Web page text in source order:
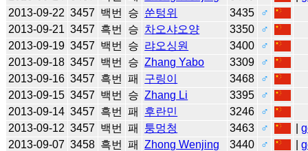
2013-09-22 3457 백번 승 쑨텅위 3435
♂
2013-09-21 3457 흑번 승 차오샤오양 3350
♂
2013-09-19 3457 백번 승 랴오싱원 3400
♂
2013-09-18 3457 백번 승 Zhang Yabo 3309
♂
2013-09-16 3457 흑번 패 구링이 3468
♂
2013-09-15 3457 백번 승 Zhang Li 3395
♂
2013-09-14 3457 흑번 패 후란민 3246
♂
2013-09-12 3457 백번 패 퉁멍청 3463 ♂ |
2013-09-07 3458 흑번 패 Zhong Wenjing 3440 ♂ |